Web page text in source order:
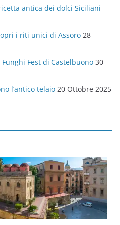
antica dei dolci Siciliani
i riti unici di Assoro 28
Fest di Castelbuono 30
l’antico telaio 20 Ottobre 2025